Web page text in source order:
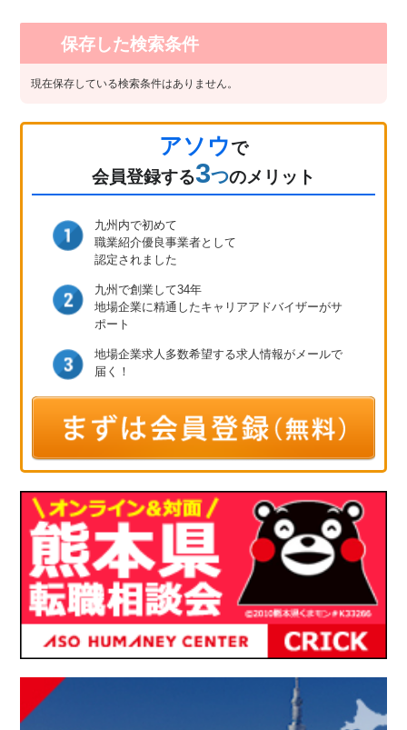
保存した検索条件
現在保存している検索条件はありません。
アソウで
会員登録する3つのメリット
九州内で初めて
職業紹介優良事業者として
認定されました
九州で創業して34年
地場企業に精通したキャリアアドバイザーがサ
ポート
地場企業求人多数希望する求人情報がメールで
届く！